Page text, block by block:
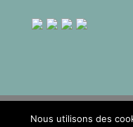
Nous utilisons des